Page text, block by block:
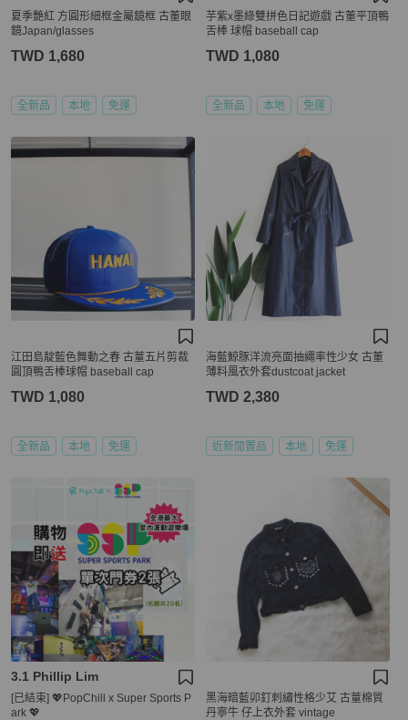
夏季艷紅 方圓形細框金屬鏡框 古董眼
鏡Japan/glasses
TWD 1,680
全新品 本地 免運
芋紫x墨綠雙拼色日記遊戲 古董平頂鴨
舌棒 球帽 baseball cap
TWD 1,080
全新品 本地 免運
江田島靛藍色舞動之春 古蕫五片剪裁
圓頂鴨舌棒球帽 baseball cap
TWD 1,080
全新品 本地 免運
海藍鯨豚洋流亮面抽繩率性少女 古董
薄料風衣外套dustcoat jacket
TWD 2,380
近新閒置品 本地 免運
3.1 Phillip Lim
[已結束] 💖PopChill x Super Sports P
ark 💖
黑海暗藍卯釘刺繡性格少艾 古蕫棉質
丹寧牛 仔上衣外套 vintage